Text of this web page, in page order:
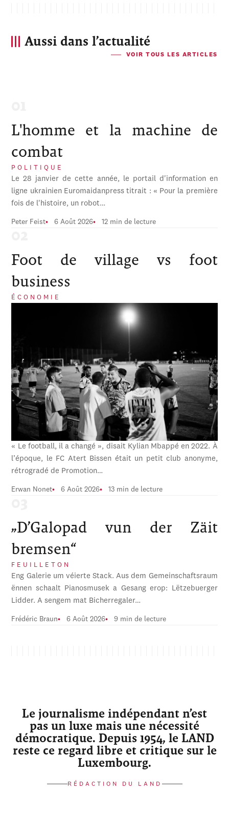
Aussi dans l’actualité
VOIR TOUS LES ARTICLES
L'homme et la machine de
combat
POLITIQUE
Le 28 janvier de cette année, le portail d'information en
ligne ukrainien Euromaidanpress titrait : « Pour la première
fois de l'histoire, un robot…
Peter Feist 6 Août 2026 12 min de lecture
Foot de village vs foot
business
ÉCONOMIE
« Le football, il a changé », disait Kylian Mbappé en 2022. À
l’époque, le FC Atert Bissen était un petit club anonyme,
rétrogradé de Promotion…
Erwan Nonet 6 Août 2026 13 min de lecture
„D’Galopad vun der Zäit
bremsen“
FEUILLETON
Eng Galerie um véierte Stack. Aus dem Gemeinschaftsraum
ënnen schaalt Pianosmusek a Gesang erop: Lëtzebuerger
Lidder. A sengem mat Bicherregaler…
Frédéric Braun 6 Août 2026 9 min de lecture
Le journalisme indépendant n’est
pas un luxe mais une nécessité
démocratique. Depuis 1954, le LAND
reste ce regard libre et critique sur le
Luxembourg.
RÉDACTION DU LAND